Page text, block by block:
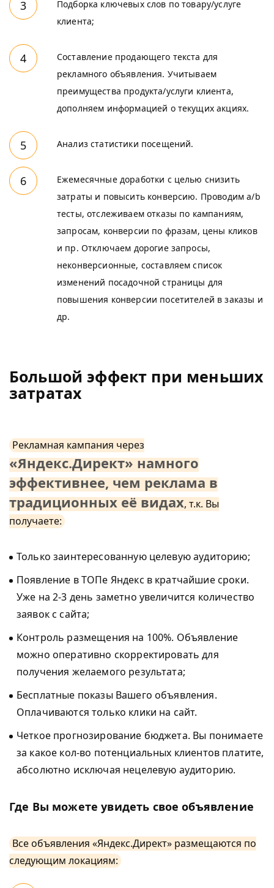
Подборка ключевых слов по товару/услуге
клиента;
Составление продающего текста для
рекламного объявления. Учитываем
преимущества продукта/услуги клиента,
дополняем информацией о текущих акциях.
Анализ статистики посещений.
Ежемесячные доработки с целью снизить
затраты и повысить конверсию. Проводим a/b
тесты, отслеживаем отказы по кампаниям,
запросам, конверсии по фразам, цены кликов
и пр. Отключаем дорогие запросы,
неконверсионные, составляем список
изменений посадочной страницы для
повышения конверсии посетителей в заказы и
др.
Большой эффект при меньших
затратах
Рекламная кампания через
«Яндекс.Директ» намного
эффективнее, чем реклама в
традиционных её видах, т.к. Вы
получаете:
Только заинтересованную целевую аудиторию;
Появление в ТОПе Яндекс в кратчайшие сроки.
Уже на 2-3 день заметно увеличится количество
заявок с сайта;
Контроль размещения на 100%. Объявление
можно оперативно скорректировать для
получения желаемого результата;
Бесплатные показы Вашего объявления.
Оплачиваются только клики на сайт.
Четкое прогнозирование бюджета. Вы понимаете
за какое кол-во потенциальных клиентов платите,
абсолютно исключая нецелевую аудиторию.
Где Вы можете увидеть свое объявление
Все объявления «Яндекс.Директ» размещаются по
следующим локациям: